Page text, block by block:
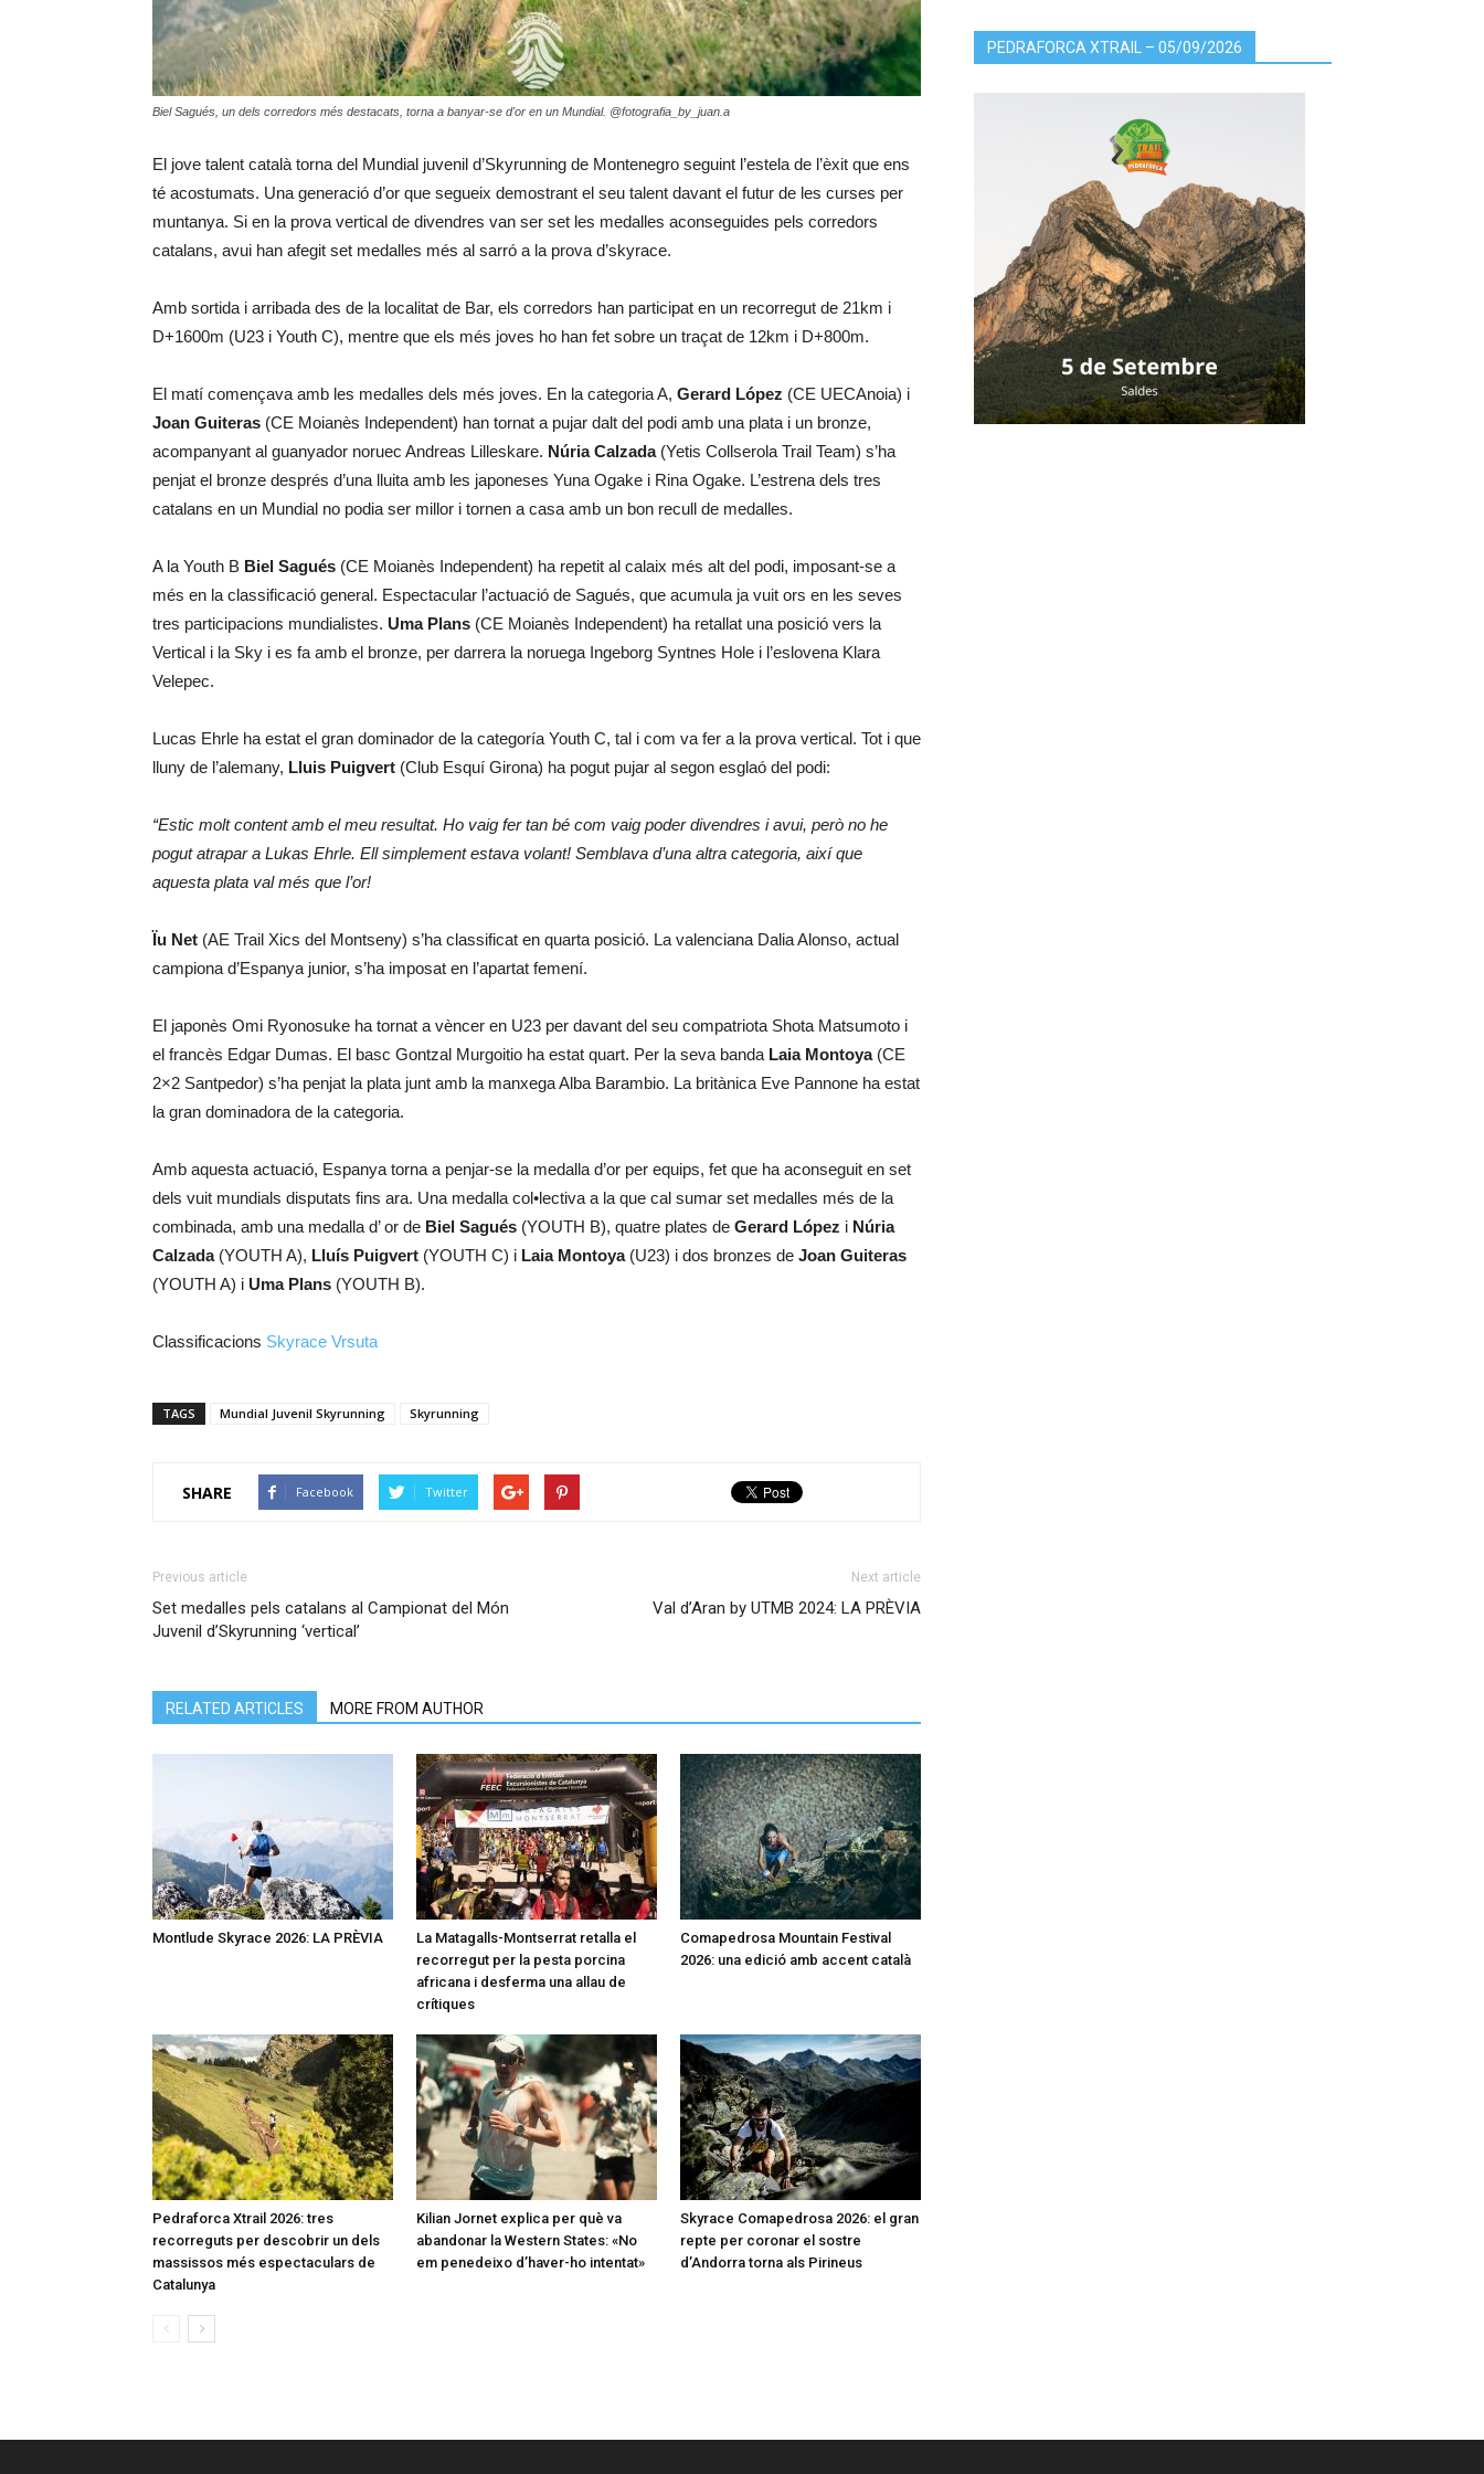
Biel Sagués, un dels corredors més destacats, torna a banyar-se d'or en un Mundial. @fotografia_by_juan.a
El jove talent català torna del Mundial juvenil d’Skyrunning de Montenegro seguint l’estela de l’èxit que ens
té acostumats. Una generació d’or que segueix demostrant el seu talent davant el futur de les curses per
muntanya. Si en la prova vertical de divendres van ser set les medalles aconseguides pels corredors
catalans, avui han afegit set medalles més al sarró a la prova d’skyrace.
Amb sortida i arribada des de la localitat de Bar, els corredors han participat en un recorregut de 21km i
D+1600m (U23 i Youth C), mentre que els més joves ho han fet sobre un traçat de 12km i D+800m.
El matí començava amb les medalles dels més joves. En la categoria A, Gerard López (CE UECAnoia) i
Joan Guiteras (CE Moianès Independent) han tornat a pujar dalt del podi amb una plata i un bronze,
acompanyant al guanyador noruec Andreas Lilleskare. Núria Calzada(Yetis Collserola Trail Team) s’ha
penjat el bronze després d’una lluita amb les japoneses Yuna Ogake i Rina Ogake. L’estrena dels tres
catalans en un Mundial no podia ser millor i tornen a casa amb un bon recull de medalles.
A la Youth B Biel Sagués (CE Moianès Independent) ha repetit al calaix més alt del podi, imposant-se a
més en la classificació general. Espectacular l’actuació de Sagués, que acumula ja vuit ors en les seves
tres participacions mundialistes. Uma Plans (CE Moianès Independent) ha retallat una posició vers la
Vertical i la Sky i es fa amb el bronze, per darrera la noruega Ingeborg Syntnes Hole i l’eslovena Klara
Velepec.
Lucas Ehrle ha estat el gran dominador de la categoría Youth C, tal i com va fer a la prova vertical. Tot i que
lluny de l’alemany, Lluis Puigvert (Club Esquí Girona) ha pogut pujar al segon esglaó del podi:
“Estic molt content amb el meu resultat. Ho vaig fer tan bé com vaig poder divendres i avui, però no he
pogut atrapar a Lukas Ehrle. Ell simplement estava volant! Semblava d’una altra categoria, així que
aquesta plata val més que l’or!
Ïu Net (AE Trail Xics del Montseny) s’ha classificat en quarta posició. La valenciana Dalia Alonso, actual
campiona d’Espanya junior, s’ha imposat en l’apartat femení.
El japonès Omi Ryonosuke ha tornat a vèncer en U23 per davant del seu compatriota Shota Matsumoto i
el francès Edgar Dumas. El basc Gontzal Murgoitio ha estat quart. Per la seva banda Laia Montoya(CE
2×2 Santpedor) s’ha penjat la plata junt amb la manxega Alba Barambio. La britànica Eve Pannone ha estat
la gran dominadora de la categoria.
Amb aquesta actuació, Espanya torna a penjar-se la medalla d’or per equips, fet que ha aconseguit en set
dels vuit mundials disputats fins ara. Una medalla col•lectiva a la que cal sumar set medalles més de la
combinada, amb una medalla d’ or de Biel Sagués (YOUTH B), quatre plates de Gerard López i Núria
Calzada(YOUTH A), Lluís Puigvert (YOUTH C) i Laia Montoya(U23) i dos bronzes de Joan Guiteras
(YOUTH A) i Uma Plans (YOUTH B).
Classificacions Skyrace Vrsuta
TAGS Mundial Juvenil Skyrunning Skyrunning
SHARE Facebook Twitter
Previous article
Set medalles pels catalans al Campionat del Món
Juvenil d’Skyrunning ‘vertical’
Next article
Val d’Aran by UTMB 2024: LA PRÈVIA
RELATED ARTICLES MORE FROM AUTHOR
Montlude Skyrace 2026: LA PRÈVIA
La Matagalls-Montserrat retalla el
recorregut per la pesta porcina
africana i desferma una allau de
crítiques
Comapedrosa Mountain Festival
2026: una edició amb accent català
Pedraforca Xtrail 2026: tres
recorreguts per descobrir un dels
massissos més espectaculars de
Catalunya
Kilian Jornet explica per què va
abandonar la Western States: «No
em penedeixo d’haver-ho intentat»
Skyrace Comapedrosa 2026: el gran
repte per coronar el sostre
d’Andorra torna als Pirineus
PEDRAFORCA XTRAIL – 05/09/2026